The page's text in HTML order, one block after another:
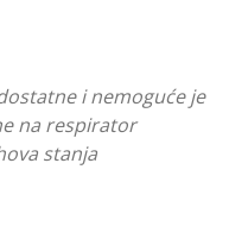
i nemoguće je
na respirator
stanja